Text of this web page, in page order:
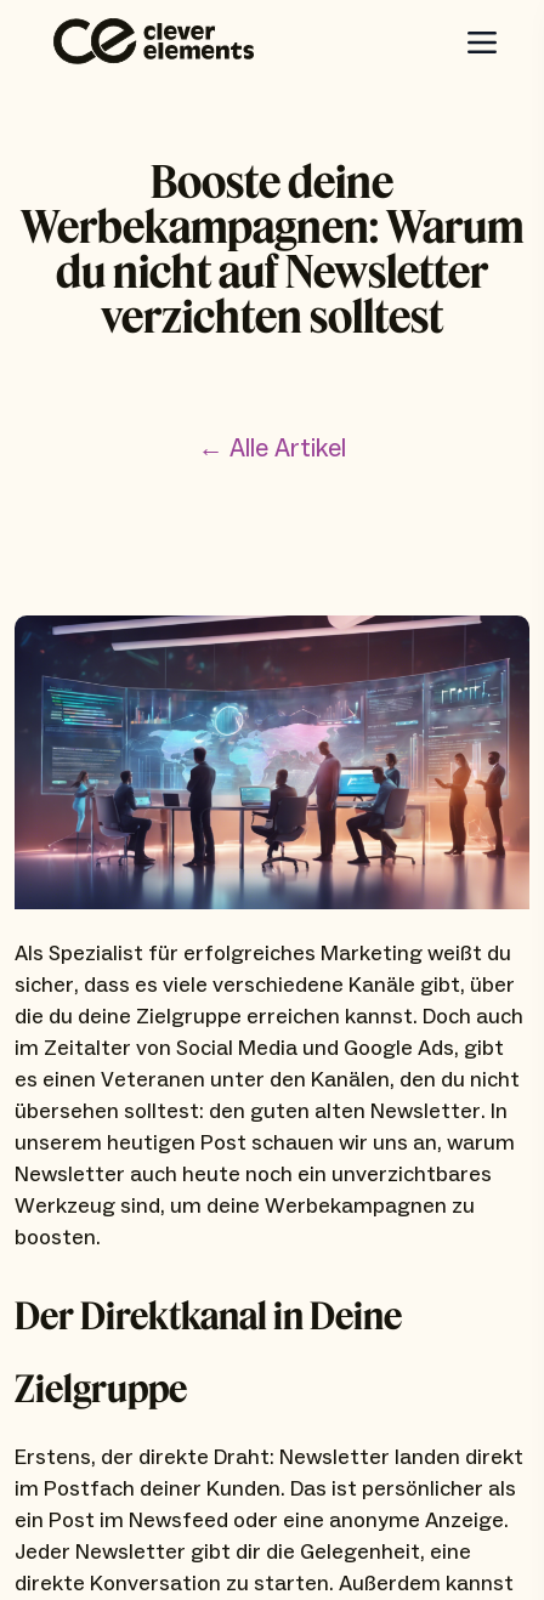
Booste deine
Werbekampagnen: Warum
du nicht auf Newsletter
verzichten solltest
← Alle Artikel
Als Spezialist für erfolgreiches Marketing weißt du
sicher, dass es viele verschiedene Kanäle gibt, über
die du deine Zielgruppe erreichen kannst. Doch auch
im Zeitalter von Social Media und Google Ads, gibt
es einen Veteranen unter den Kanälen, den du nicht
übersehen solltest: den guten alten Newsletter. In
unserem heutigen Post schauen wir uns an, warum
Newsletter auch heute noch ein unverzichtbares
Werkzeug sind, um deine Werbekampagnen zu
boosten.
Der Direktkanal in Deine
Zielgruppe
Erstens, der direkte Draht: Newsletter landen direkt
im Postfach deiner Kunden. Das ist persönlicher als
ein Post im Newsfeed oder eine anonyme Anzeige.
Jeder Newsletter gibt dir die Gelegenheit, eine
direkte Konversation zu starten. Außerdem kannst